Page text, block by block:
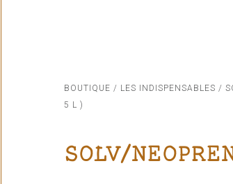
BOUTIQUE / LES INDISPENSABLES /
5 L )
SOLV/